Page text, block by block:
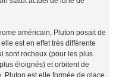
américain, Pluton posait de
est en effet très différente
sont rocheux (pour les plus
éloignés) et orbitent de
Pluton est elle formée de glace